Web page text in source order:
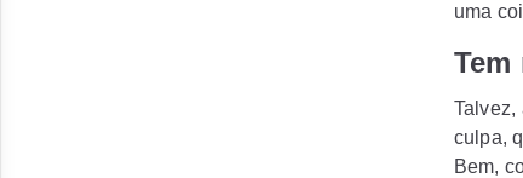
uma
Talvez,
culpa,
Bem,